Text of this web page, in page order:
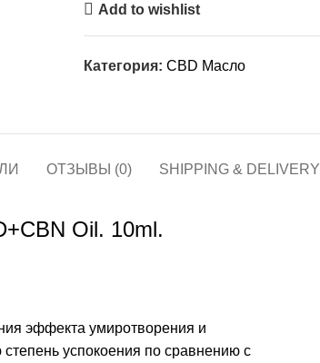
Add to wishlist
Категория: CBD Масло
ОТЗЫВЫ (0) SHIPPING & DELIVERY
Oil. 10ml.
эффекта умиротворения и
успокоения по сравнению с